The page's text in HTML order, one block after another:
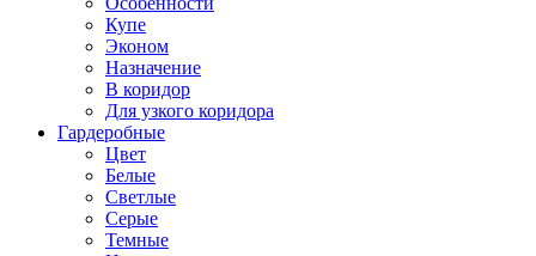
Купе
Эконом
Назначение
В коридор
Для узкого коридора
Гардеробные
Цвет
Белые
Светлые
Серые
Темные